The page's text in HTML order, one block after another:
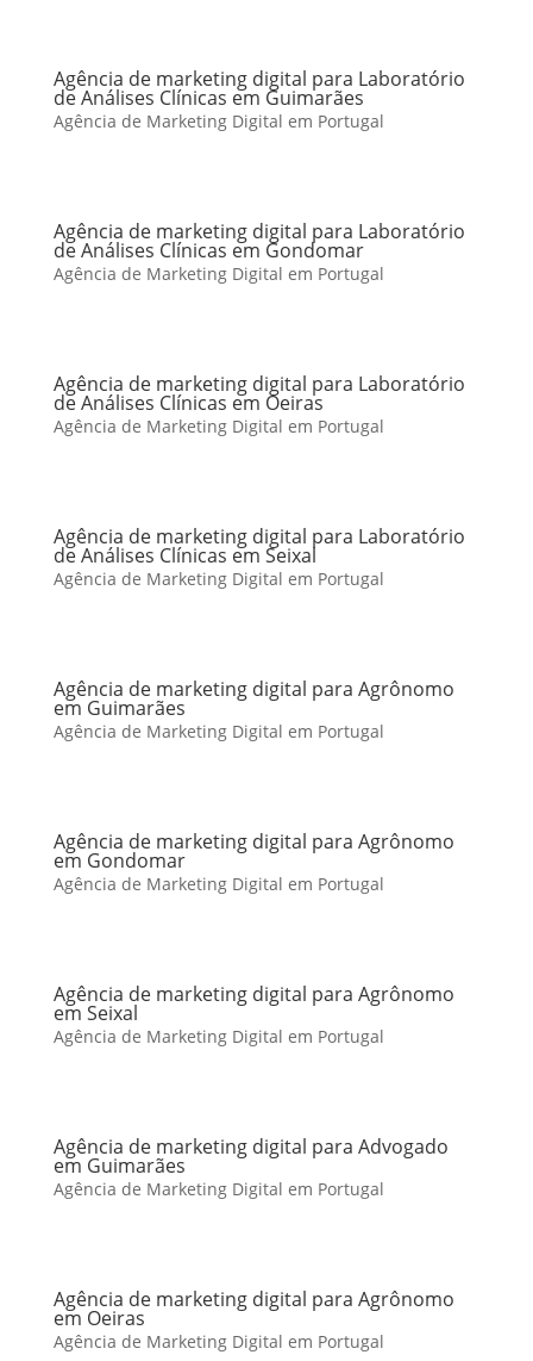
Agência de marketing digital para Laboratório
de Análises Clínicas em Guimarães
Agência de Marketing Digital em Portugal
Agência de marketing digital para Laboratório
de Análises Clínicas em Gondomar
Agência de Marketing Digital em Portugal
Agência de marketing digital para Laboratório
de Análises Clínicas em Oeiras
Agência de Marketing Digital em Portugal
Agência de marketing digital para Laboratório
de Análises Clínicas em Seixal
Agência de Marketing Digital em Portugal
Agência de marketing digital para Agrônomo
em Guimarães
Agência de Marketing Digital em Portugal
Agência de marketing digital para Agrônomo
em Gondomar
Agência de Marketing Digital em Portugal
Agência de marketing digital para Agrônomo
em Seixal
Agência de Marketing Digital em Portugal
Agência de marketing digital para Advogado
em Guimarães
Agência de Marketing Digital em Portugal
Agência de marketing digital para Agrônomo
em Oeiras
Agência de Marketing Digital em Portugal